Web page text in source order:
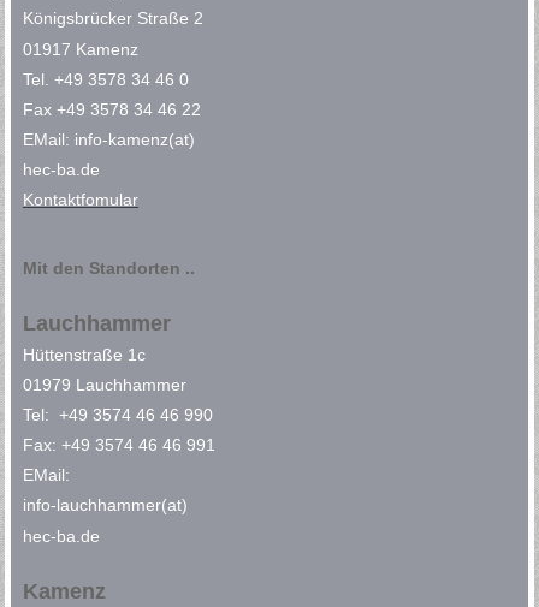
Königsbrücker Straße 2
01917 Kamenz
Tel. +49 3578 34 46 0
Fax +49 3578 34 46 22
EMail: info-kamenz(at)
hec-ba.de
Kontaktfomular
Mit den Standorten ..
Lauchhammer
Hüttenstraße 1c
01979 Lauchhammer
Tel: +49 3574 46 46 990
Fax: +49 3574 46 46 991
EMail:
info-lauchhammer(at)
hec-ba.de
Kamenz